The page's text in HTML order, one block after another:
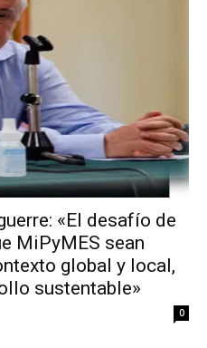
«El desafío de
MiPyMES sean
global y local,
sustentable»
0